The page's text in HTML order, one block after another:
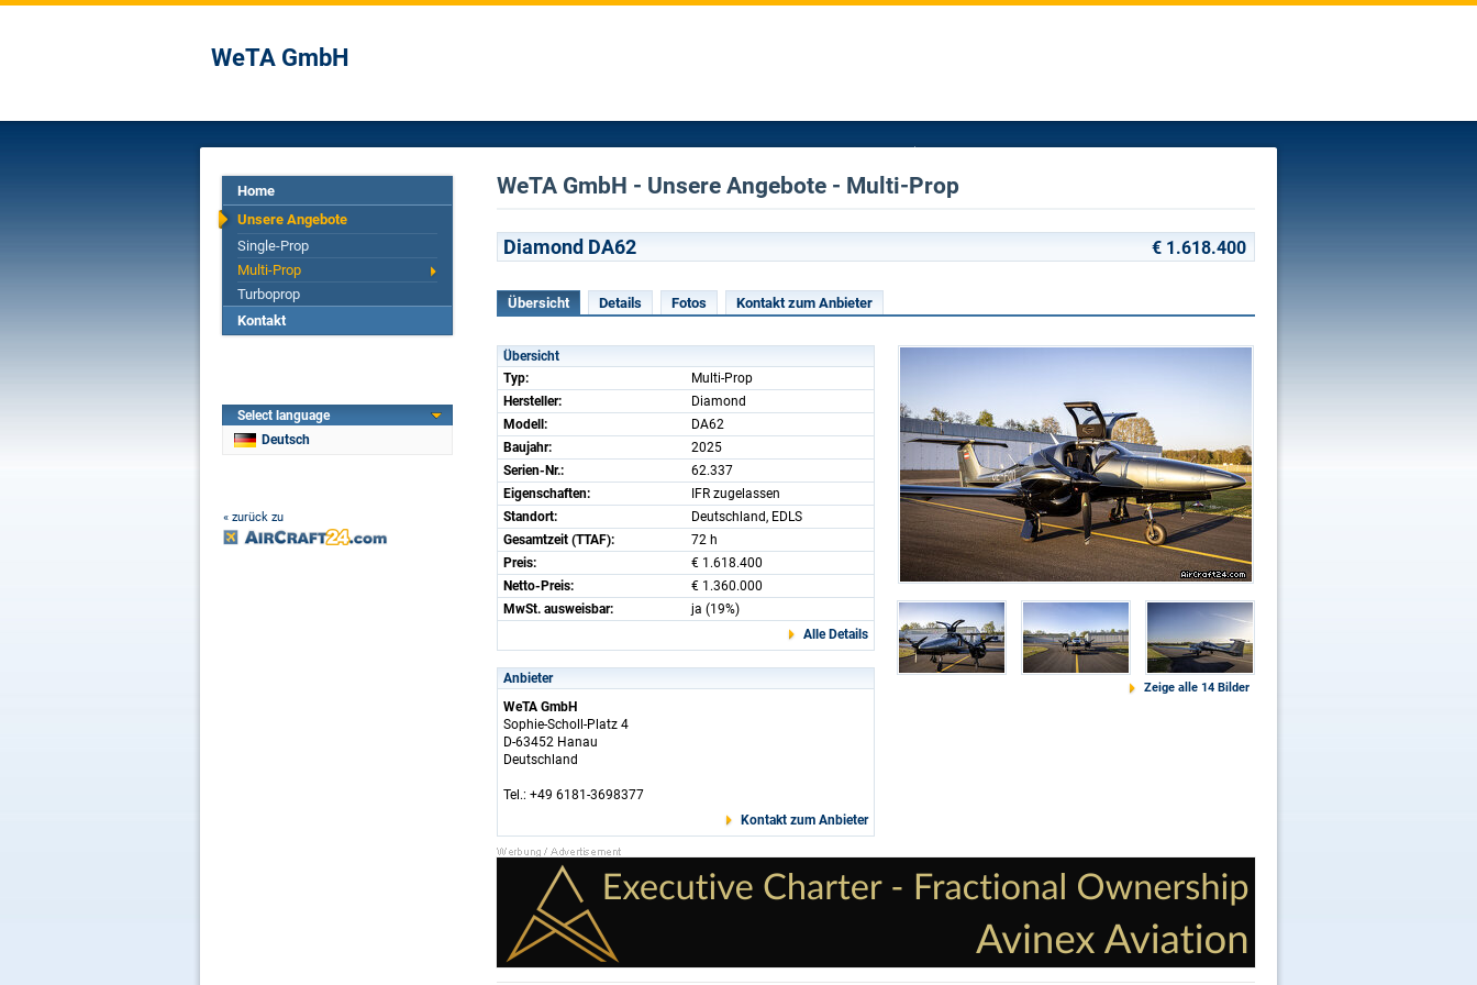
WeTA GmbH
Home
Unsere Angebote
Single-Prop
Multi-Prop
Turboprop
Kontakt
Select language
Deutsch
« zurück zu
WeTA GmbH - Unsere Angebote - Multi-Prop
Diamond DA62 € 1.618.400
Übersicht Details Fotos Kontakt zum Anbieter
Übersicht
Typ:
Multi-Prop
Hersteller:
Diamond
Modell:
DA62
Baujahr:
2025
Serien-Nr.:
62.337
Eigenschaften:
IFR zugelassen
Standort:
Deutschland, EDLS
Gesamtzeit (TTAF):
72 h
Preis:
€ 1.618.400
Netto-Preis:
€ 1.360.000
MwSt. ausweisbar:
ja (19%)
Alle Details
Anbieter
WeTA GmbH
Sophie-Scholl-Platz 4
D-63452 Hanau
Deutschland
Tel.: +49 6181-3698377
Kontakt zum Anbieter
Zeige alle 14 Bilder